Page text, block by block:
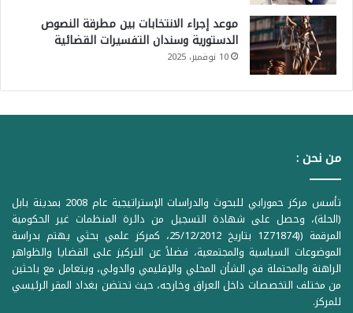
موعد إجراء الانتخابات بين مطرقة النصوص
الدستورية وسندان التفسيرات القضائية
10 نوفمبر، 2025
من نحن :
تأسس مركز حمورابي للبحوث والدراسات الإستراتيجية عام 2008 بمدينة بابل
(الحلة)، وحصل على شهادة التسجيل من دائرة المنظمات غير الحكومية
المرقمة ((1Z71874 بتاريخ 25/12/2012، كمركز علمي بحثي يهتم بدراسة
الموضوعات السياسية والمجتمعية، فضلاً عن التركيز على القضايا والظواهر
الراهنة والمحتملة في الشأن المحلي والإقليمي والدولي، ويتعامل مع باحثين
من مختلف التخصصات داخل العراق وخارجه، حيث تحتضن بغداد المقر الرئيسي
للمركز.